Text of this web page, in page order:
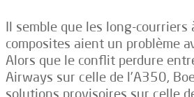
Il semble que les long-courriers
composites aient un problème
Alors que le conflit perdure
Airways sur celle de l’A350,
solutions provisoires sur celle